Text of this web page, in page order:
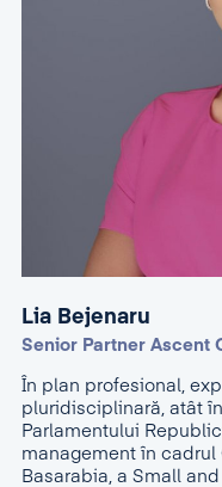
Lia Bejenaru
Senior Partner Ascent
În plan profesional,
pluridisciplinară, atât
Parlamentului
management în cadrul
Basarabia, a Small